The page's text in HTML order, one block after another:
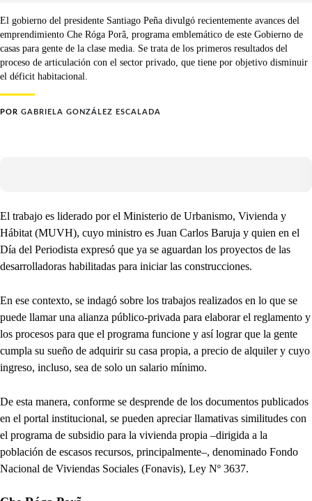
El gobierno del presidente Santiago Peña divulgó recientemente avances del
emprendimiento Che Róga Porã, programa emblemático de este Gobierno de
casas para gente de la clase media. Se trata de los primeros resultados del
proceso de articulación con el sector privado, que tiene por objetivo disminuir
el déficit habitacional.
POR GABRIELA GONZÁLEZ ESCALADA
El trabajo es liderado por el Ministerio de Urbanismo, Vivienda y
Hábitat (MUVH), cuyo ministro es Juan Carlos Baruja y quien en el
Día del Periodista expresó que ya se aguardan los proyectos de las
desarrolladoras habilitadas para iniciar las construcciones.
En ese contexto, se indagó sobre los trabajos realizados en lo que se
puede llamar una alianza público-privada para elaborar el reglamento y
los procesos para que el programa funcione y así lograr que la gente
cumpla su sueño de adquirir su casa propia, a precio de alquiler y cuyo
ingreso, incluso, sea de solo un salario mínimo.
De esta manera, conforme se desprende de los documentos publicados
en el portal institucional, se pueden apreciar llamativas similitudes con
el programa de subsidio para la vivienda propia –dirigida a la
población de escasos recursos, principalmente–, denominado Fondo
Nacional de Viviendas Sociales (Fonavis), Ley Nº 3637.